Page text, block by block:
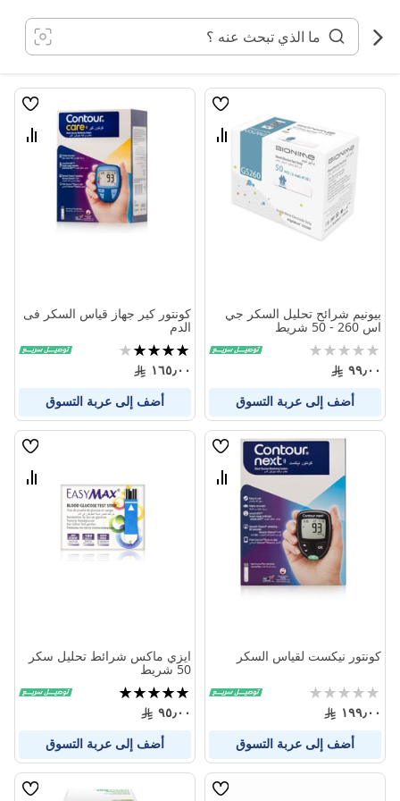
المحتوى
قائمة
قارن
بيونيم شرائح تحليل السكر جي
اس 260 - 50 شريط
Rating:
٩٩٫٠٠
أضف إلى عربة التسوق
قائمة
قارن
كونتور كير جهاز قياس السكر فى
الدم
تقييم:
80%
١٦٥٫٠٠
أضف إلى عربة التسوق
قائمة
قارن
كونتور نيكست لقياس السكر
Rating:
١٩٩٫٠٠
أضف إلى عربة التسوق
قائمة
قارن
ايزي ماكس شرائط تحليل سكر
50 شريط
تقييم:
100%
٩٥٫٠٠
أضف إلى عربة التسوق
قائمة
قائمة